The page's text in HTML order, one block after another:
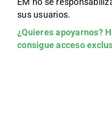
sus usuarios.
¿Quieres apoyarnos?
consigue acceso